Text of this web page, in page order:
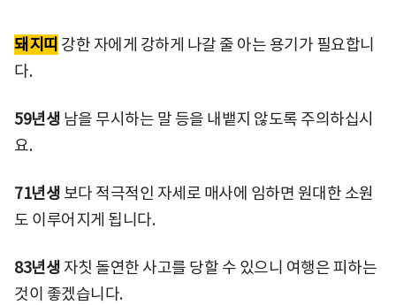
돼지띠 강한 자에게 강하게 나갈 줄 아는 용기가 필요합니
다.
59년생 남을 무시하는 말 등을 내뱉지 않도록 주의하십시
요.
71년생 보다 적극적인 자세로 매사에 임하면 원대한 소원
도 이루어지게 됩니다.
83년생 자칫 돌연한 사고를 당할 수 있으니 여행은 피하는
것이 좋겠습니다.